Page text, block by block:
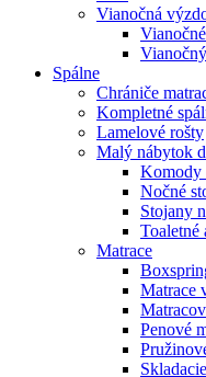
Vianočná
Spálne
Chrániče
Kompletné
Lamelové rošty
Malý nábytok
Komody
Nočné
Stojany
Toaletné
Matrace
Matrace
Penové